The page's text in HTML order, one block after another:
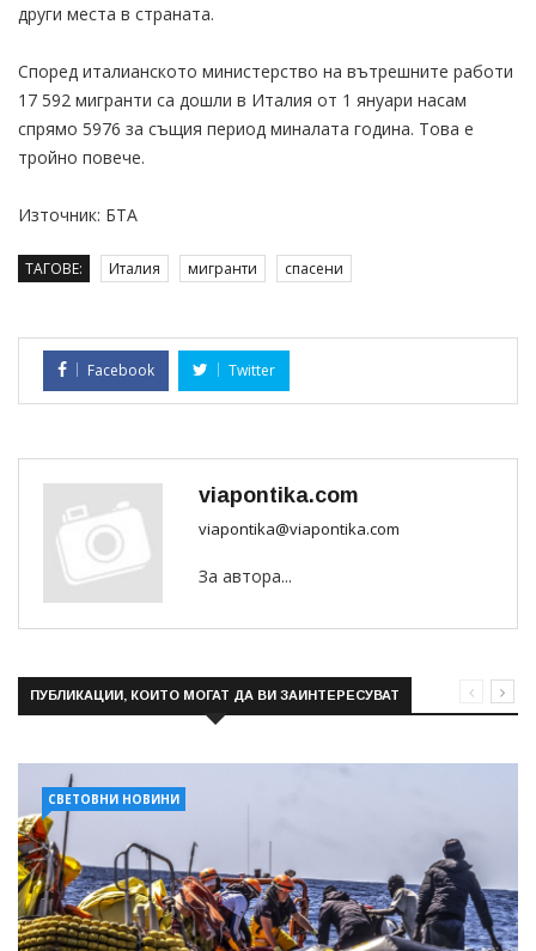
други места в страната.
Според италианското министерство на вътрешните работи
17 592 мигранти са дошли в Италия от 1 януари насам
спрямо 5976 за същия период миналата година. Това е
тройно повече.
Източник: БТА
ТАГОВЕ: Италия мигранти спасени
Facebook Twitter
viapontika.com
viapontika@viapontika.com
За автора...
ПУБЛИКАЦИИ, КОИТО МОГАТ ДА ВИ ЗАИНТЕРЕСУВАТ
СВЕТОВНИ НОВИНИ